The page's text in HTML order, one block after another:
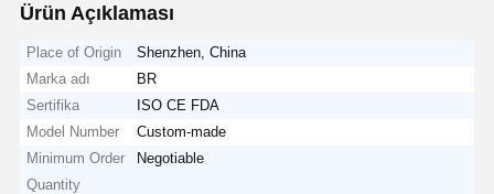
Ürün Açıklaması
Place of Origin
Shenzhen, China
Marka adı
BR
Sertifika
ISO CE FDA
Model Number
Custom-made
Minimum Order
Quantity
Negotiable